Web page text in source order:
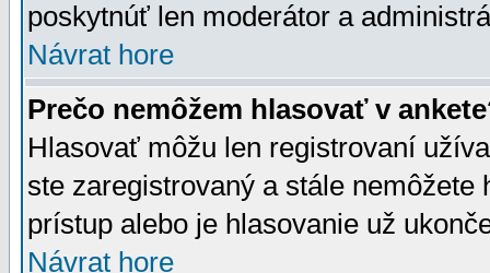
poskytnúť len moderátor a
Návrat hore
Prečo nemôžem hlasovať v
Hlasovať môžu len registrovaní
ste zaregistrovaný a stále
prístup alebo je hlasovanie už
Návrat hore